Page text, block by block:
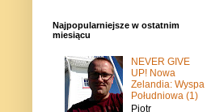
Najpopularniejsze w ostatnim
miesiącu
NEVER GIVE
UP! Nowa
Zelandia: Wyspa
Południowa (1)
Piotr